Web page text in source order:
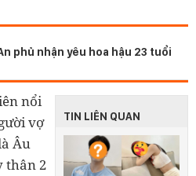
phủ nhận yêu hoa hậu 23 tuổi
TIN LIÊN QUAN
nổi
vợ
Âu
thân 2